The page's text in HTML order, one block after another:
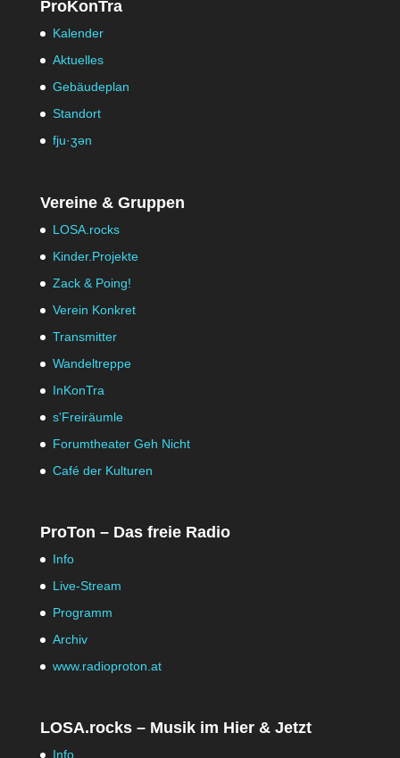
ProKonTra
Kalender
Aktuelles
Gebäudeplan
Standort
fju·ʒən
Vereine & Gruppen
LOSA.rocks
Kinder.Projekte
Zack & Poing!
Verein Konkret
Transmitter
Wandeltreppe
InKonTra
s'Freiräumle
Forumtheater Geh Nicht
Café der Kulturen
ProTon – Das freie Radio
Info
Live-Stream
Programm
Archiv
www.radioproton.at
LOSA.rocks – Musik im Hier & Jetzt
Info